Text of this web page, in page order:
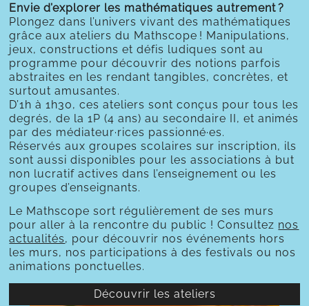
Envie d’explorer les mathématiques autrement ?
Plongez dans l’univers vivant des mathématiques
grâce aux ateliers du Mathscope ! Manipulations,
jeux, constructions et défis ludiques sont au
programme pour découvrir des notions parfois
abstraites en les rendant tangibles, concrètes, et
surtout amusantes.
D’1h à 1h30, ces ateliers sont conçus pour tous les
degrés, de la 1P (4 ans) au secondaire II, et animés
par des médiateur·rices passionné·es.
Réservés aux groupes scolaires sur inscription, ils
sont aussi disponibles pour les associations à but
non lucratif actives dans l’enseignement ou les
groupes d’enseignants.
Le Mathscope sort régulièrement de ses murs
pour aller à la rencontre du public ! Consultez nos
actualités, pour découvrir nos événements hors
les murs, nos participations à des festivals ou nos
animations ponctuelles.
Découvrir les ateliers